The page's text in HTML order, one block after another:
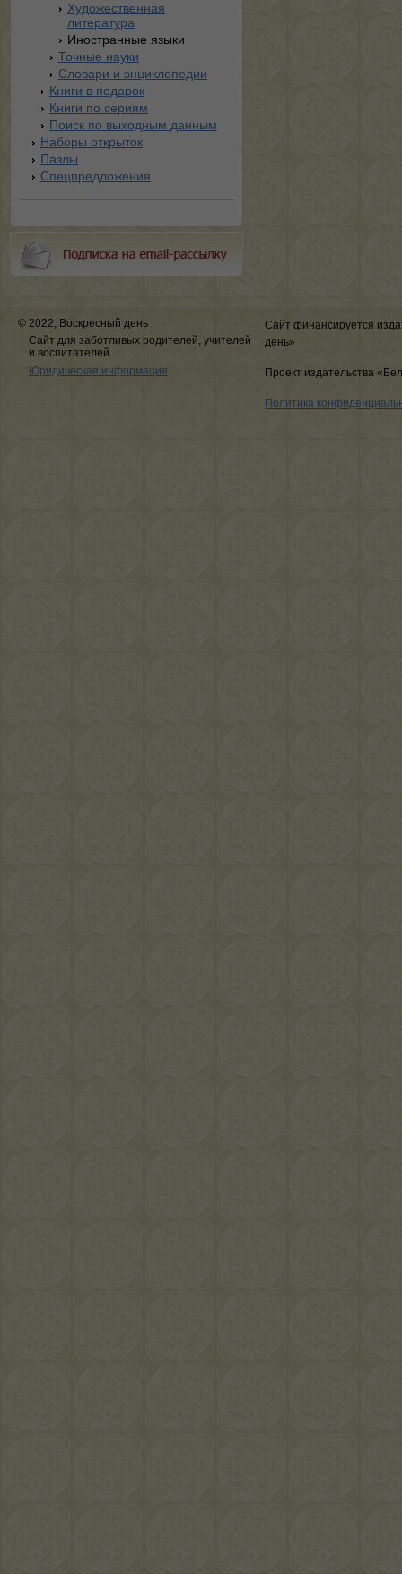
Художественная
литература
Иностранные языки
Точные науки
Словари и энциклопедии
Книги в подарок
Книги по сериям
Поиск по выходным данным
Наборы открыток
Пазлы
Спецпредложения
© 2022, Воскресный день
Сайт для заботливых родителей, учителей
и воспитателей.
Юридическая информация
Сайт финансируется
день»
Проект издательства
Политика